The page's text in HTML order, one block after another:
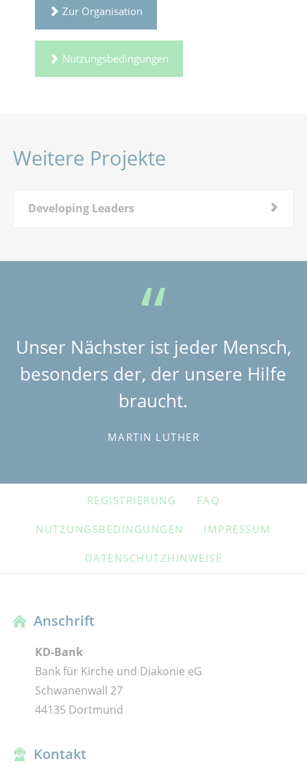
Zur Organisation
Nutzungsbedingungen
Weitere Projekte
Developing Leaders
Unser Nächster ist jeder Mensch,
besonders der, der unsere Hilfe
braucht.
MARTIN LUTHER
NAVIGATION
REGISTRIERUNG FAQ
NUTZUNGSBEDINGUNGEN IMPRESSUM
DATENSCHUTZHINWEISE
Anschrift
KD-Bank
Bank für Kirche und Diakonie eG
Schwanenwall 27
44135 Dortmund
Kontakt